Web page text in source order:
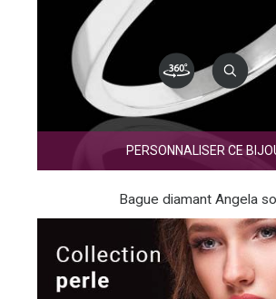
PERSONNALISER CE
Bague diamant Angela